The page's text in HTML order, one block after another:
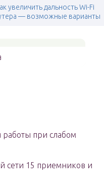
увеличить дальность Wi-Fi
— возможные варианты
работы при слабом
сети 15 приемников и